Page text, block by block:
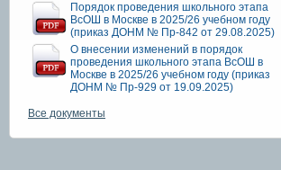
Порядок проведения школьного этапа
ВсОШ в Москве в 2025/26 учебном году
(приказ ДОНМ № Пр-842 от 29.08.2025)
О внесении изменений в порядок
проведения школьного этапа ВсОШ в
Москве в 2025/26 учебном году (приказ
ДОНМ № Пр-929 от 19.09.2025)
Все документы